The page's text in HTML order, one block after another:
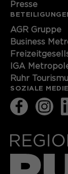
Presse
AGR Gruppe
Business
IGA
Ruhr
SOZIALE